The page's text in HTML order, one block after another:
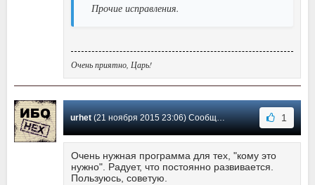
Прочие исправления.
Очень приятно, Царь!
urhet(21 ноября 2015 23:06) Сообщение #20 1
Очень нужная программа для тех, "кому это
нужно". Радует, что постоянно развивается.
Пользуюсь, советую.